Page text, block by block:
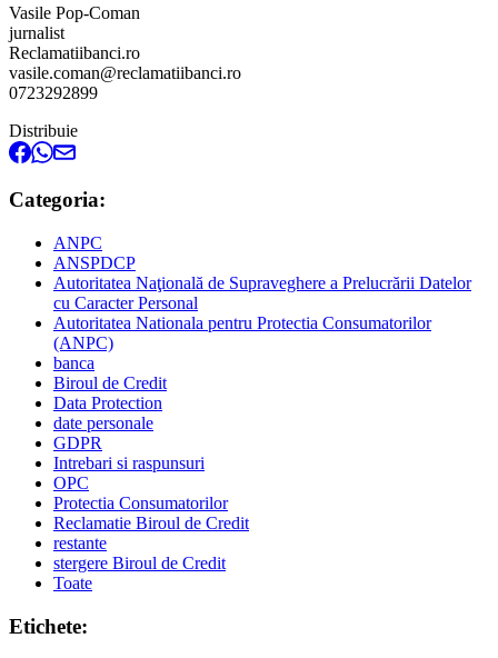
Vasile Pop-Coman
jurnalist
Reclamatiibanci.ro
vasile.coman@reclamatiibanci.ro
0723292899
Distribuie
Categoria:
ANPC
ANSPDCP
Autoritatea Naţională de Supraveghere a Prelucrării Datelor
cu Caracter Personal
Autoritatea Nationala pentru Protectia Consumatorilor
(ANPC)
banca
Biroul de Credit
Data Protection
date personale
GDPR
Intrebari si raspunsuri
OPC
Protectia Consumatorilor
Reclamatie Biroul de Credit
restante
stergere Biroul de Credit
Toate
Etichete: